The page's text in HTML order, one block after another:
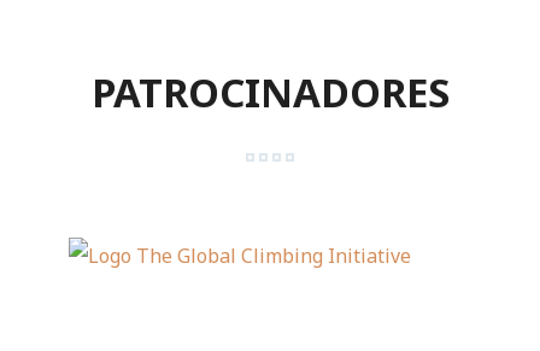
PATROCINADORES